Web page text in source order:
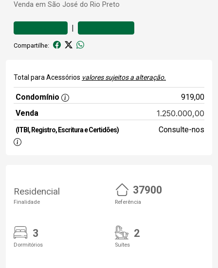
Venda em São José do Rio Preto
|
Compartilhe:
Total para Acessórios valores sujeitos a alteração.
Condomínio
919,00
Venda
1.250.000,00
(ITBI, Registro, Escritura e Certidões) Consulte-nos
Residencial
Finalidade
37900
Referência
3
Dormitórios
2
Suítes